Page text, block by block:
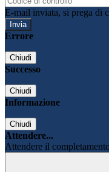
E-mail inviata, si prega di
Errore
Chiudi
Successo
Chiudi
Informazione
Chiudi
Attendere...
Attendere il